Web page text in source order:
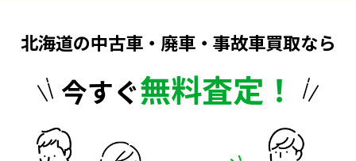
北海道の中古車・廃車・事故車買取なら
今すぐ無料査定！